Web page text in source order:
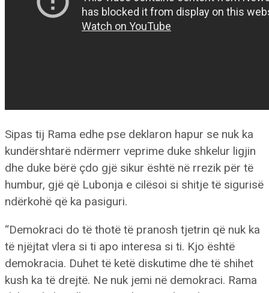
Sipas tij Rama edhe pse deklaron hapur se nuk ka
kundërshtarë ndërmerr veprime duke shkelur ligjin
dhe duke bërë çdo gjë sikur është në rrezik për të
humbur, gjë që Lubonja e cilësoi si shitje të sigurisë
ndërkohë që ka pasiguri.
“Demokraci do të thotë të pranosh tjetrin që nuk ka
të njëjtat vlera si ti apo interesa si ti. Kjo është
demokracia. Duhet të ketë diskutime dhe të shihet
kush ka të drejtë. Ne nuk jemi në demokraci. Rama